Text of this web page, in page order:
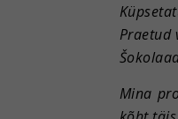
Praetud
Mina